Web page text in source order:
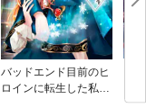
バッドエンド目前のヒ
ロインに転生した私、